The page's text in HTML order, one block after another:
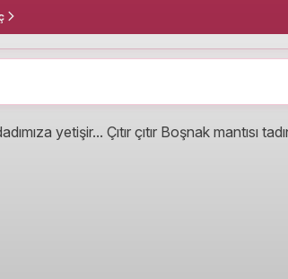
yetişir... Çıtır çıtır Boşnak mantısı